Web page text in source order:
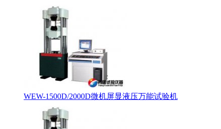
WEW-1500D/2000D微机屏显液压万能试验机